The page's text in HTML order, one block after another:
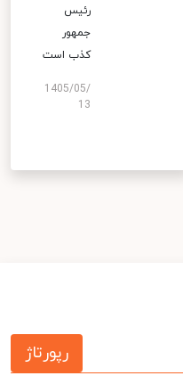
رئیس
جمهور
کذب است
1405/05/
13
رپورتاژ